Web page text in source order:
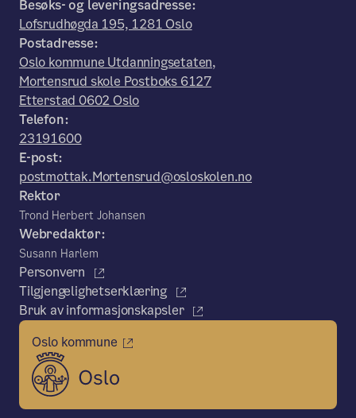
Besøks- og leveringsadresse:
Lofsrudhøgda 195, 1281 Oslo
Postadresse:
Oslo kommune Utdanningsetaten,
Mortensrud skole Postboks 6127
Etterstad 0602 Oslo
Telefon:
23191600
E-post:
postmottak.Mortensrud@osloskolen.no
Rektor
Trond Herbert Johansen
Webredaktør:
Susann Harlem
Personvern
Tilgjengelighetserklæring
Bruk av informasjonskapsler
Oslo kommune